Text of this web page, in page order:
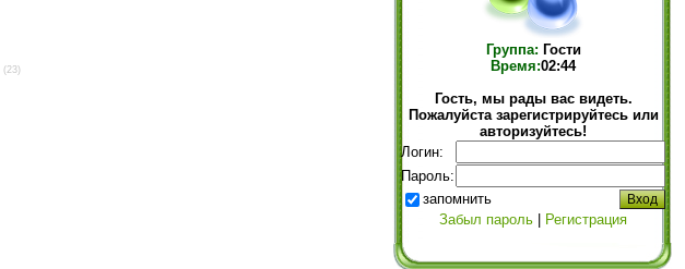
(23)
Группа: Гости
Время:02:44
Гость, мы рады вас видеть.
Пожалуйста зарегистрируйтесь или
авторизуйтесь!
Логин:
Пароль:
запомнить
Забыл пароль
Регистрация